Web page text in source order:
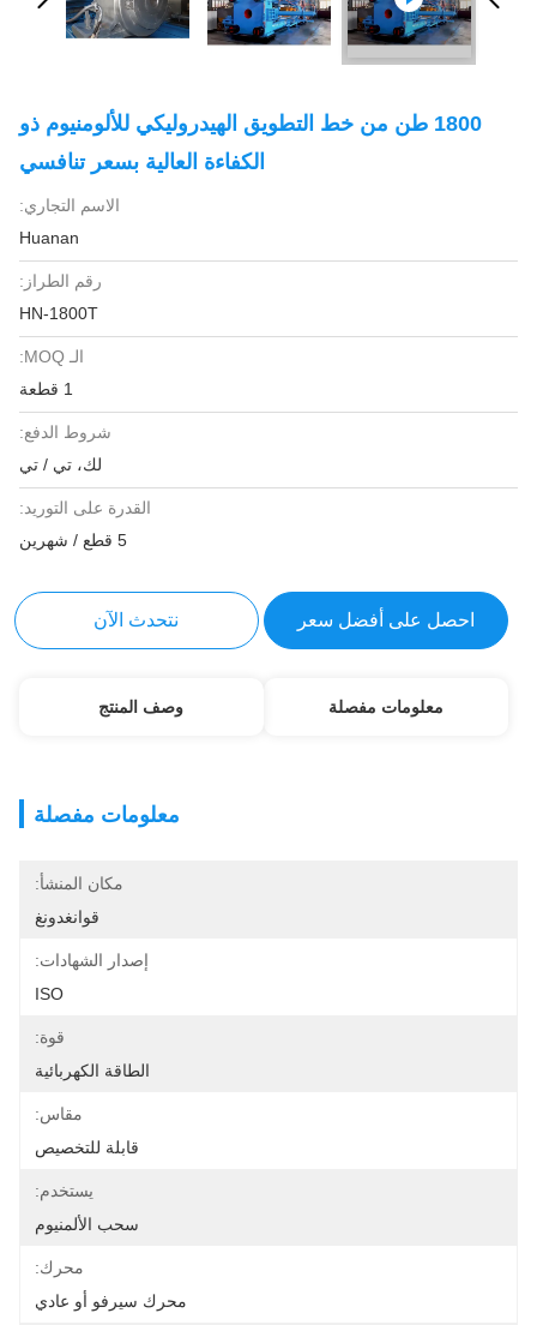
1800 طن من خط التطويق الهيدروليكي للألومنيوم ذو
الكفاءة العالية بسعر تنافسي
الاسم التجاري:
Huanan
رقم الطراز:
HN-1800T
الـ MOQ:
1 قطعة
شروط الدفع:
لك، تي / تي
القدرة على التوريد:
5 قطع / شهرين
احصل على أفضل سعر نتحدث الآن
معلومات مفصلة وصف المنتج
معلومات مفصلة
مكان المنشأ:
قوانغدونغ
إصدار الشهادات:
ISO
قوة:
الطاقة الكهربائية
مقاس:
قابلة للتخصيص
يستخدم:
سحب الألمنيوم
محرك:
محرك سيرفو أو عادي